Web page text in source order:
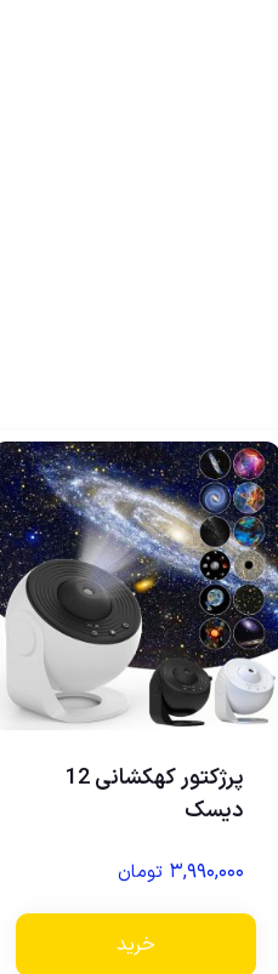
پرژکتور کهکشانی 12
دیسک
۳,۹۹۰,۰۰۰ تومان
خرید